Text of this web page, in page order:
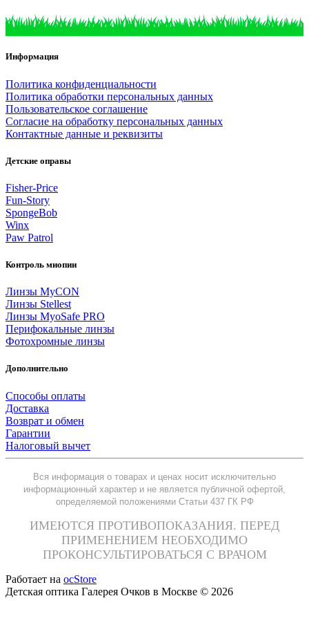
Информация
Политика конфиденциальности
Политика обработки персональных данных
Пользовательское соглашение
Согласие на обработку персональных данных
Контактные данные и реквизиты
Детские оправы
Fisher-Price
Fun-Story
SpongeBob
Winx
Paw Patrol
Контроль миопии
Линзы MyCON
Линзы Stellest
Линзы MyoSafe PRO
Перифокальные линзы
Фотохромные линзы
Дополнительно
Способы оплаты
Доставка
Возврат и обмен
Гарантии
Налоговый вычет
Вся информация о товарах и ценах носит исключительно
информационный характер и не является публичной офертой,
определяемой положениями Статьи 437 ГК РФ
ИМЕЮТСЯ ПРОТИВОПОКАЗАНИЯ. ПЕРЕД
ПРИМЕНЕНИЕМ НЕОБХОДИМО
ПРОКОНСУЛЬТИРОВАТЬСЯ С ВРАЧОМ
Работает на ocStore
Детская оптика Галерея Очков в Москве © 2026